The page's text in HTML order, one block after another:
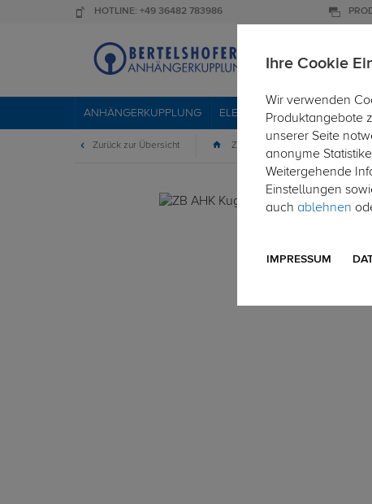
HOTLINE: +49 36482 783986
ANHÄNGERKUPPLUNG ELEKTROSÄTZE
Zurück zur Übersicht Zubehör
Ihre Cookie
Wir verwenden
Produktangebote
unserer Seite
anonyme
Weitergehende
Einstellungen
auch ablehnen
IMPRESSUM